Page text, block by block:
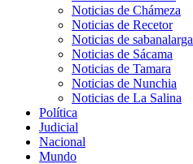
Noticias de Chámeza
Noticias de Recetor
Noticias de sabanalarga
Noticias de Sácama
Noticias de Tamara
Noticias de Nunchia
Noticias de La Salina
Política
Judicial
Nacional
Mundo